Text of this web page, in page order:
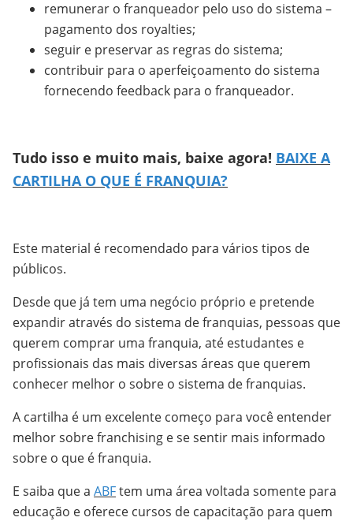
remunerar o franqueador pelo uso do sistema –
pagamento dos royalties;
seguir e preservar as regras do sistema;
contribuir para o aperfeiçoamento do sistema
fornecendo feedback para o franqueador.
Tudo isso e muito mais, baixe agora! BAIXE A
CARTILHA O QUE É FRANQUIA?
Este material é recomendado para vários tipos de
públicos.
Desde que já tem uma negócio próprio e pretende
expandir através do sistema de franquias, pessoas que
querem comprar uma franquia, até estudantes e
profissionais das mais diversas áreas que querem
conhecer melhor o sobre o sistema de franquias.
A cartilha é um excelente começo para você entender
melhor sobre franchising e se sentir mais informado
sobre o que é franquia.
E saiba que a ABFtem uma área voltada somente para
educação e oferece cursos de capacitação para quem